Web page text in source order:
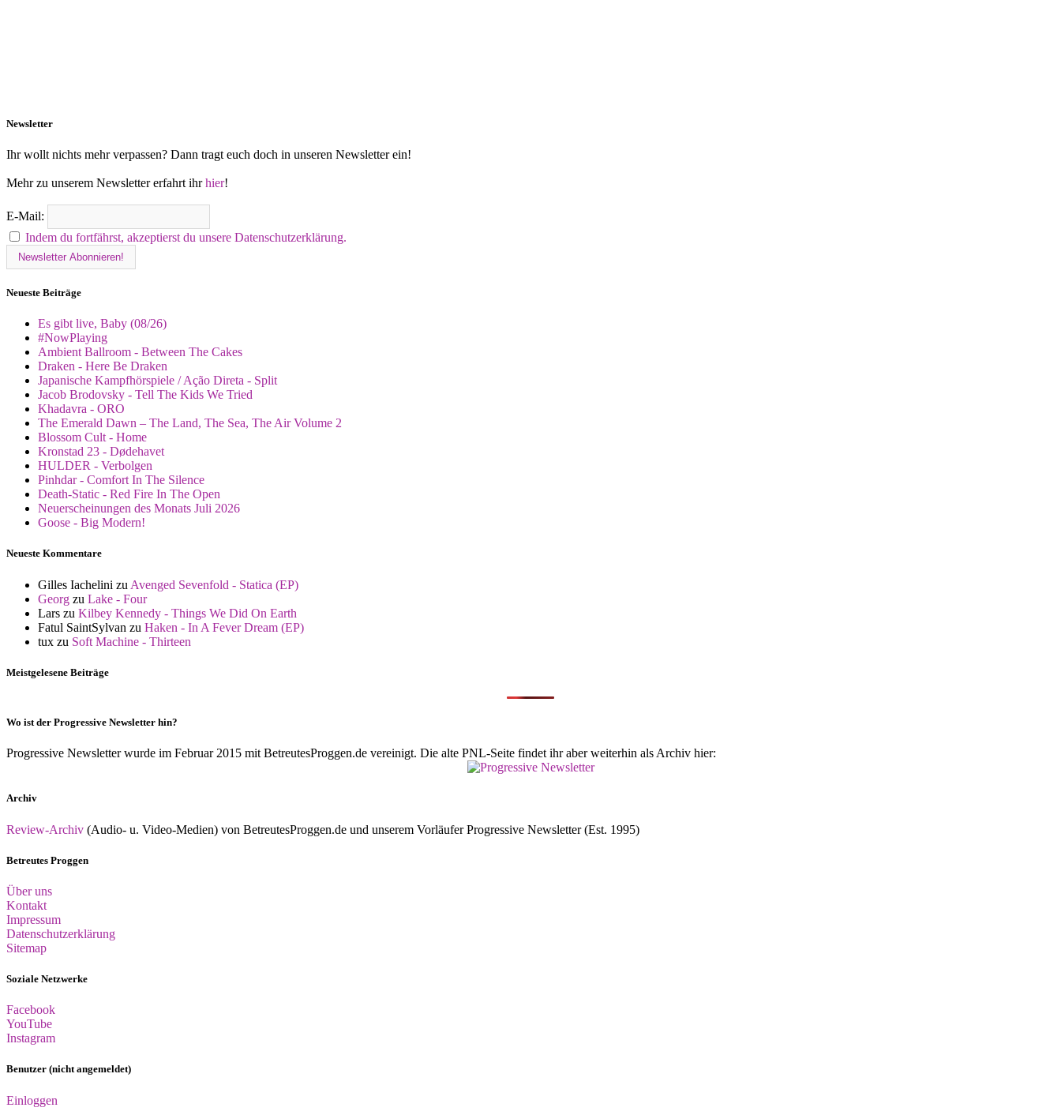
Newsletter
Ihr wollt nichts mehr verpassen? Dann tragt euch doch in unseren Newsletter ein!
Mehr zu unserem Newsletter erfahrt ihrhier!
E-Mail:
Indem du fortfährst, akzeptierst du unsere Datenschutzerklärung.
Neueste Beiträge
Es gibt live, Baby (08/26)
#NowPlaying
Ambient Ballroom - Between The Cakes
Draken - Here Be Draken
Japanische Kampfhörspiele / Ação Direta - Split
Jacob Brodovsky - Tell The Kids We Tried
Khadavra - ORO
The Emerald Dawn – The Land, The Sea, The Air Volume 2
Blossom Cult - Home
Kronstad 23 - Dødehavet
HULDER - Verbolgen
Pinhdar - Comfort In The Silence
Death-Static - Red Fire In The Open
Neuerscheinungen des Monats Juli 2026
Goose - Big Modern!
Neueste Kommentare
Gilles Iachelini zu Avenged Sevenfold - Statica (EP)
Georg zu Lake - Four
Lars zu Kilbey Kennedy - Things We Did On Earth
Fatul SaintSylvan zu Haken - In A Fever Dream (EP)
tux zu Soft Machine - Thirteen
Meistgelesene Beiträge
Wo ist der Progressive Newsletter hin?
Progressive Newsletter wurde im Februar 2015 mit BetreutesProggen.de vereinigt. Die alte PNL-Seite findet ihr aber weiterhin als Archiv hier:
Archiv
Review-Archiv (Audio- u. Video-Medien) von BetreutesProggen.de und unserem Vorläufer Progressive Newsletter (Est. 1995)
Betreutes Proggen
Über uns
Kontakt
Impressum
Datenschutzerklärung
Sitemap
Soziale Netzwerke
Facebook
YouTube
Instagram
Benutzer (nicht angemeldet)
Einloggen